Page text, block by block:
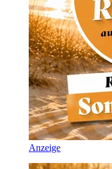
Anzeige